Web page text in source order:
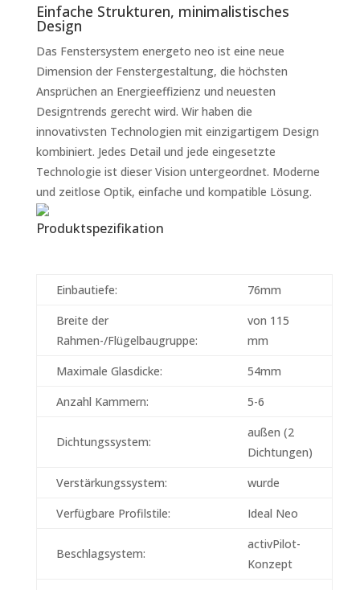
Einfache Strukturen, minimalistisches
Design
Das Fenstersystem energeto neo ist eine neue
Dimension der Fenstergestaltung, die höchsten
Ansprüchen an Energieeffizienz und neuesten
Designtrends gerecht wird. Wir haben die
innovativsten Technologien mit einzigartigem Design
kombiniert. Jedes Detail und jede eingesetzte
Technologie ist dieser Vision untergeordnet. Moderne
und zeitlose Optik, einfache und kompatible Lösung.
Produktspezifikation
Einbautiefe:
76mm
Breite der
Rahmen-/Flügelbaugruppe:
von 115
mm
Maximale Glasdicke:
54mm
Anzahl Kammern:
5-6
Dichtungssystem:
außen (2
Dichtungen)
Verstärkungssystem:
wurde
Verfügbare Profilstile:
Ideal Neo
Beschlagsystem:
activPilot-
Konzept